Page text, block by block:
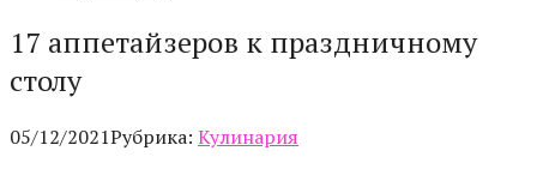
17 аппетайзеров к праздничному
столу
05/12/2021Рубрика: Кулинария